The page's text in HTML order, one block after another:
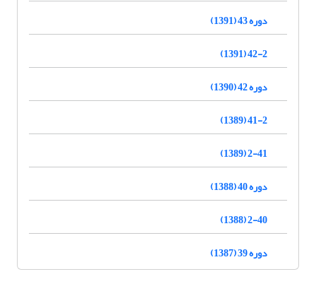
دوره 43 (1391)
42-2 (1391)
دوره 42 (1390)
41-2 (1389)
2-41 (1389)
دوره 40 (1388)
2-40 (1388)
دوره 39 (1387)